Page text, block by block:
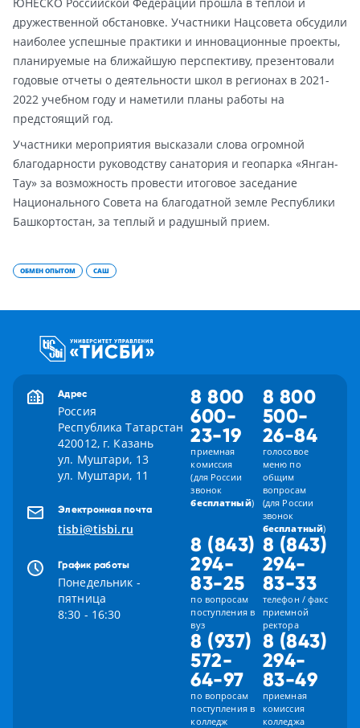
дружественной обстановке. Участники Нацсовета обсудили
наиболее успешные практики и инновационные проекты,
планируемые на ближайшую перспективу, презентовали
годовые отчеты о деятельности школ в регионах в 2021-
2022 учебном году и наметили планы работы на
предстоящий год.
Участники мероприятия высказали слова огромной
благодарности руководству санатория и геопарка «Янган-
Тау» за возможность провести итоговое заседание
Национального Совета на благодатной земле Республики
Башкортостан, за теплый и радушный прием.
ОБМЕН ОПЫТОМ САШ
Адрес
Россия
Республика Татарстан
420012, г. Казань
ул. Муштари, 13
ул. Муштари, 11
Электронная почта
tisbi@tisbi.ru
График работы
Понедельник -
пятница
8:30 - 16:30
8 800
600-
23-19
приемная
комиссия
(для России
звонок
бесплатный)
8 800
500-
26-84
голосовое
меню по
общим
вопросам
(для России
звонок
бесплатный)
8 (843)
294-
83-25
по вопросам
поступления в
вуз
8 (843)
294-
83-33
телефон / факс
приемной
ректора
8 (937)
572-
64-97
по вопросам
поступления в
колледж
8 (843)
294-
83-49
приемная
комиссия
колледжа